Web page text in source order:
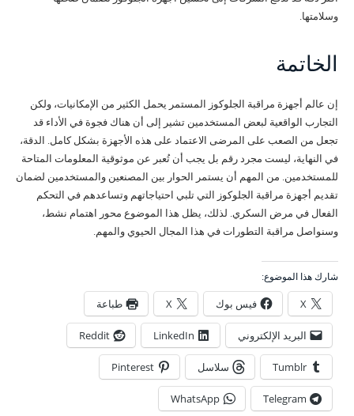
وسلامتها.
الخاتمة
إن عالم أجهزة مراقبة الجلوكوز المستمر يحمل الكثير من الإمكانيات، ولكن
التجارب الواقعية لبعض المستخدمين تشير إلى أن هناك فجوة في الأداء قد
تجعل من الصعب على المرضى الاعتماد على هذه الأجهزة بشكل كامل. الدقة،
في النهاية، ليست مجرد رقم بل يجب أن تُعبر عن موثوقية المعلومات المتاحة
للمستخدمين. من المهم أن يستمر الحوار بين المصنعين والمستخدمين لضمان
تقديم أجهزة مراقبة الجلوكوز التي تلبي احتياجاتهم وتساعدهم في التحكم
الفعال في مرض السكري. لذلك، يظل هذا الموضوع محور اهتمام نشط،
وسنواصل مراقبة التطورات في هذا المجال الحيوي والمهم.
شارك هذا الموضوع:
X فيس بوك X طباعة
البريد الإلكتروني LinkedIn
Reddit
Tumblr سلاسل Pinterest
Telegram
WhatsApp